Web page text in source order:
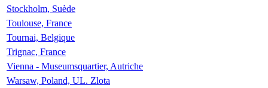
Stockholm, Suède
Toulouse, France
Tournai, Belgique
Trignac, France
Vienna - Museumsquartier, Autriche
Warsaw, Poland, UL. Zlota